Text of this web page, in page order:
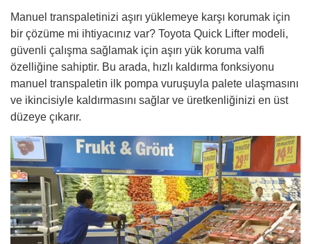
Manuel transpaletinizi aşırı yüklemeye karşı korumak için
bir çözüme mi ihtiyacınız var? Toyota Quick Lifter modeli,
güvenli çalışma sağlamak için aşırı yük koruma valfi
özelliğine sahiptir. Bu arada, hızlı kaldırma fonksiyonu
manuel transpaletin ilk pompa vuruşuyla palete ulaşmasını
ve ikincisiyle kaldırmasını sağlar ve üretkenliğinizi en üst
düzeye çıkarır.